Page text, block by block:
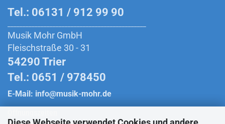
Tel.: 06131 / 912 99 90
Musik Mohr GmbH
Fleischstraße 30 - 31
54290 Trier
Tel.: 0651 / 978450
E-Mail: info@musik-mohr.de